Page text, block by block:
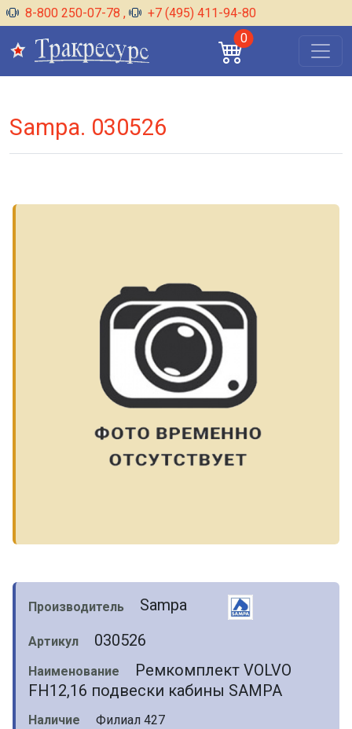
8-800 250-07-78 ,
+7 (495) 411-94-80
0
Sampa. 030526
Производитель Sampa
Артикул 030526
Наименование
Ремкомплект VOLVO
FH12,16 подвески кабины SAMPA
Наличие
Филиал 427